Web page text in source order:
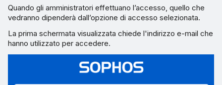
한국어
Quando gli amministratori effettuano l’accesso, quello che
vedranno dipenderà dall’opzione di accesso selezionata.
La prima schermata visualizzata chiede l'indirizzo e-mail che
hanno utilizzato per accedere.